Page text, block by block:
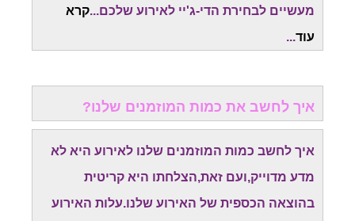
מעשיים לבחירת הדי-ג'יי לאירוע שלכם...קרא
עוד...
איך לחשב את כמות המוזמנים שלנו?
איך לחשב כמות המוזמנים שלנו לאירוע היא לא
מדע מדוייק,ועם זאת,הצלחתו היא קריטית
בהוצאה הכספית של האירוע שלנו.עלות האירוע